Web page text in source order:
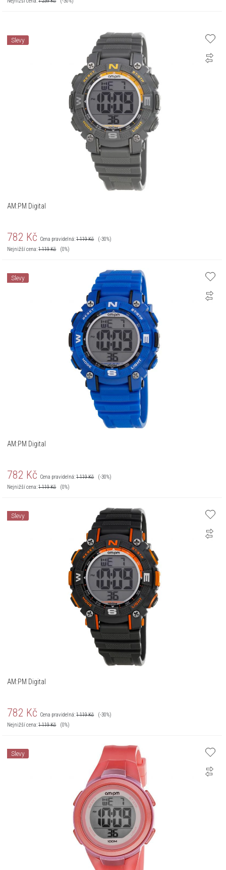
Slevy
AM:PM Digital
782 Kč Cena pravidelná:1 119Kč
(-30%)
Nejnižší cena:1 119Kč (0%)
Slevy
AM:PM Digital
782 Kč Cena pravidelná:1 119Kč
(-30%)
Nejnižší cena:1 119Kč (0%)
Slevy
AM:PM Digital
782 Kč Cena pravidelná:1 119Kč
(-30%)
Nejnižší cena:1 119Kč (0%)
Slevy